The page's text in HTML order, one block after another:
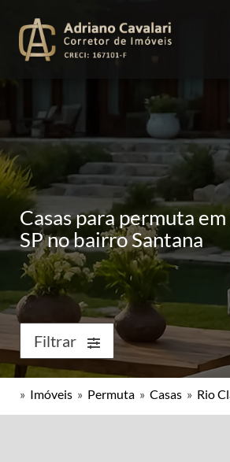
Casas para permuta
SP no bairro Santana
Filtrar
» Imóveis » Permuta » Casas » Rio